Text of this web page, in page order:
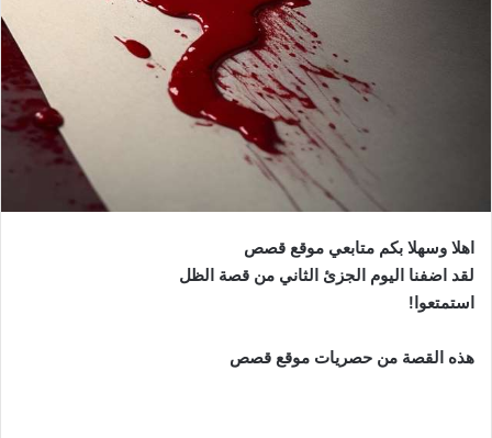
اهلا وسهلا بكم متابعي موقع قصص
لقد اضفنا اليوم الجزئ الثاني من قصة الظل
استمتعوا!
هذه القصة من حصريات موقع قصص